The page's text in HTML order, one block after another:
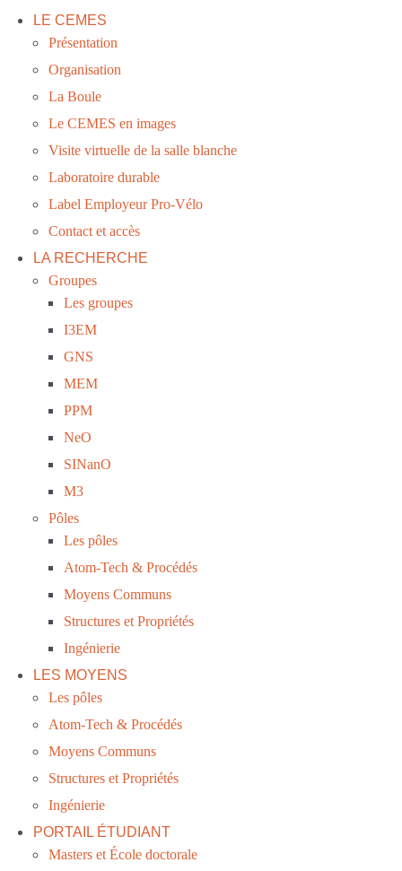
LE CEMES
Présentation
Organisation
La Boule
Le CEMES en images
Visite virtuelle de la salle blanche
Laboratoire durable
Label Employeur Pro-Vélo
Contact et accès
LA RECHERCHE
Groupes
Les groupes
I3EM
GNS
MEM
PPM
NeO
SINanO
M3
Pôles
Les pôles
Atom-Tech & Procédés
Moyens Communs
Structures et Propriétés
Ingénierie
LES MOYENS
Les pôles
Atom-Tech & Procédés
Moyens Communs
Structures et Propriétés
Ingénierie
PORTAIL ÉTUDIANT
Masters et École doctorale